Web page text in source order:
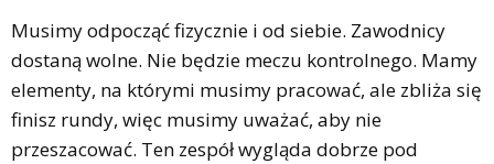
Musimy odpocząć fizycznie i od siebie. Zawodnicy
dostaną wolne. Nie będzie meczu kontrolnego. Mamy
elementy, na którymi musimy pracować, ale zbliża się
finisz rundy, więc musimy uważać, aby nie
przeszacować. Ten zespół wygląda dobrze pod